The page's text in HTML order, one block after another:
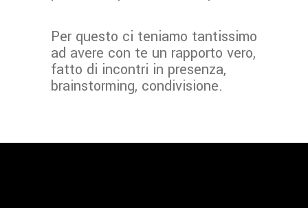
Per questo ci teniamo tantissimo
ad avere con te un rapporto vero,
fatto di incontri in presenza,
brainstorming, condivisione.